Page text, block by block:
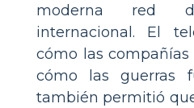
moderna red
internacional. El
cómo las
cómo las guerras
también permitió